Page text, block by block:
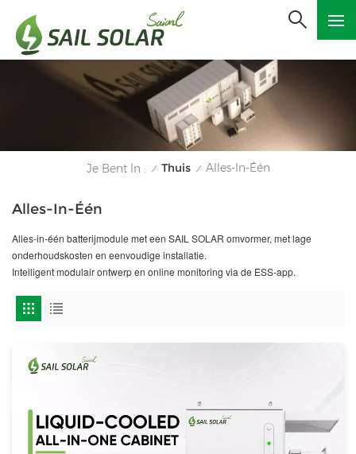
Je Bent In : / Thuis / Alles-In-Één
Alles-In-Één
Alles-in-één batterijmodule met een SAIL SOLAR omvormer, met lage
onderhoudskosten en eenvoudige installatie.
Intelligent modulair ontwerp en online monitoring via de ESS-app.